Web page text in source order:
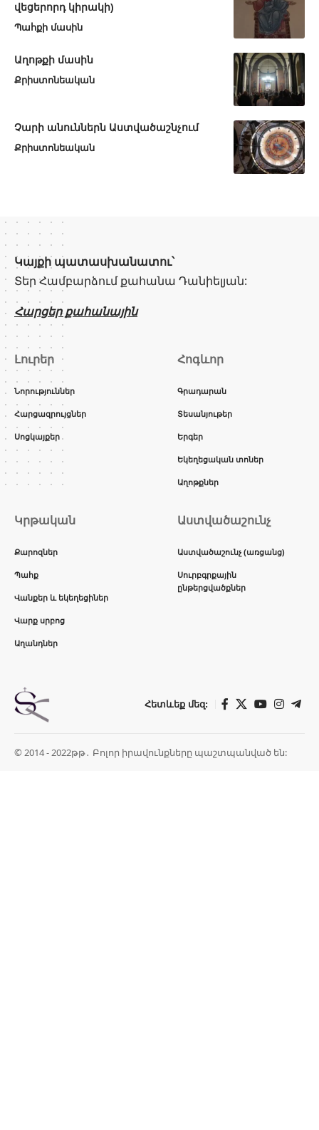
վեցերորդ կիրակի)
Պահքի մասին
Աղոթքի մասին
Քրիստոնեական
Չարի անուններն Աստվածաշնչում
Քրիստոնեական
Կայքի պատասխանատու՝
Տեր Համբարձում քահանա Դանիելյան:
Հարցեր քահանային
Լուրեր
Նորություններ
Հարցազրույցներ
Սոցկայքեր
Հոգևոր
Գրադարան
Տեսանյութեր
Երգեր
Եկեղեցական տոներ
Աղոթքներ
Կրթական
Քարոզներ
Պահք
Վանքեր և եկեղեցիներ
Վարք սրբոց
Աղանդներ
Աստվածաշունչ
Աստվածաշունչ (առցանց)
Սուրբգրքային
ընթերցվածքներ
Հետևեք մեզ:
© 2014 - 2022թթ․ Բոլոր իրավունքները պաշտպանված են: